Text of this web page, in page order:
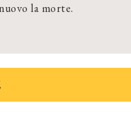
la morte.